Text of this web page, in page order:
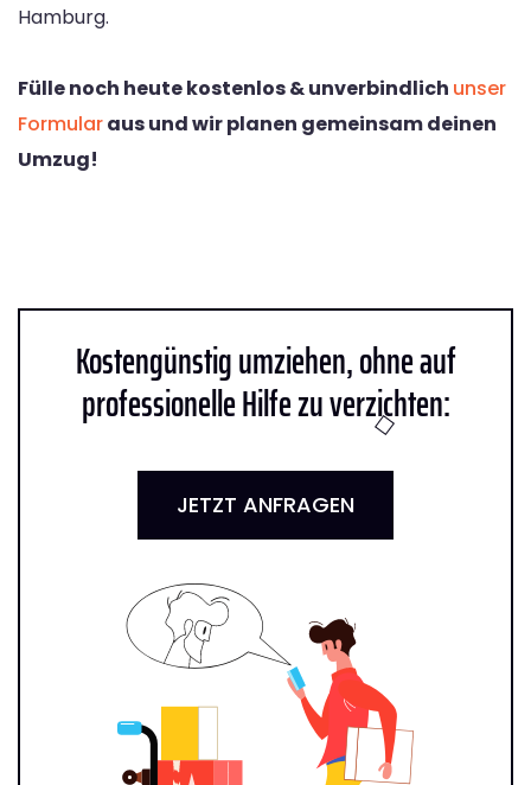
Hamburg.
Fülle noch heute kostenlos & unverbindlich unser
Formularaus und wir planen gemeinsam deinen
Umzug!
Kostengünstig umziehen, ohne auf
professionelle Hilfe zu verzichten:
JETZT ANFRAGEN